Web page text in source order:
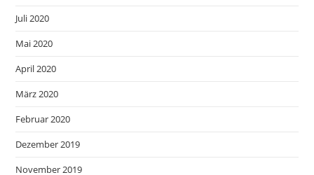
Juli 2020
Mai 2020
April 2020
März 2020
Februar 2020
Dezember 2019
November 2019